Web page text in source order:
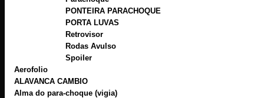
PONTEIRA PARACHOQUE
PORTA LUVAS
Retrovisor
Rodas Avulso
Spoiler
Aerofolio
ALAVANCA CAMBIO
Alma do para-choque (vigia)